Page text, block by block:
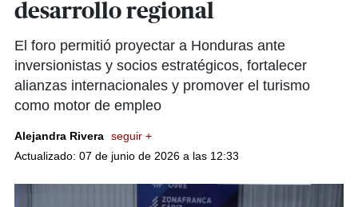
desarrollo regional
El foro permitió proyectar a Honduras ante
inversionistas y socios estratégicos, fortalecer
alianzas internacionales y promover el turismo
como motor de empleo
Alejandra Rivera seguir +
Actualizado: 07 de junio de 2026 a las 12:33